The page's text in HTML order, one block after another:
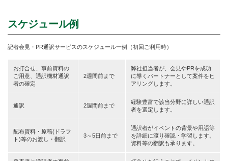
スケジュール例
記者会見・PR通訳サービスのスケジュール一例（初回ご利用時）
お打合せ、事前資料の
ご用意、通訳機材通訳
者の確定
2週間前まで
弊社担当者が、会見やPRを成功
に導くパートナーとして案件をヒ
アリングします。
通訳 2週間前まで
経験豊富で該当分野に詳しい通訳
者を選定します。
配布資料・原稿(ドラフ
ト)等のお渡し・翻訳
3～5日前まで
通訳者がイベントの背景や用語等
を詳細に渡り確認・学習します。
資料等の翻訳も承ります。